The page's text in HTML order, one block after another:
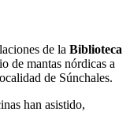
de la Biblioteca
de mantas nórdicas a
de Súnchales.
han asistido,